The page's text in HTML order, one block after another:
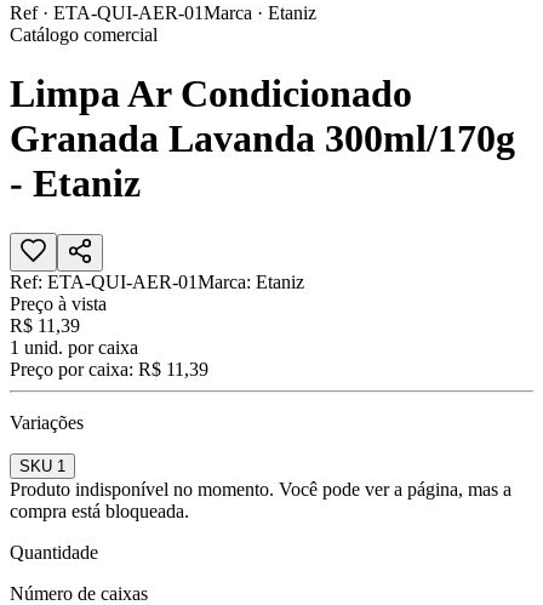
Ref · ETA-QUI-AER-01Marca · Etaniz
Catálogo comercial
Limpa Ar Condicionado
Granada Lavanda 300ml/170g
- Etaniz
Ref: ETA-QUI-AER-01Marca: Etaniz
Preço à vista
R$ 11,39
1 unid. por caixa
Preço por caixa: R$ 11,39
Variações
SKU 1
Produto indisponível no momento. Você pode ver a página, mas a
compra está bloqueada.
Quantidade
Número de caixas